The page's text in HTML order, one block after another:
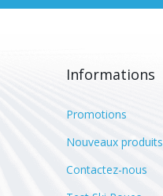
Informations
Promotions
Nouveaux produits
Contactez-nous